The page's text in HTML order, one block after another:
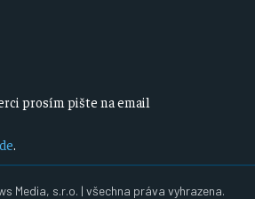
prosím pište na email
.
Media, s.r.o. | všechna práva vyhrazena.